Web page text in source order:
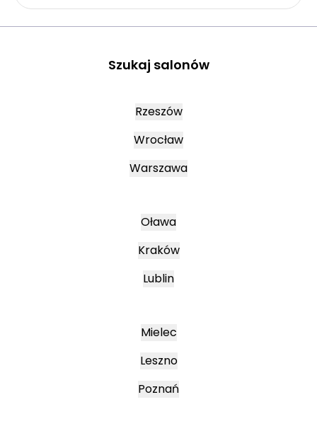
Szukaj salonów
Rzeszów
Wrocław
Warszawa
Oława
Kraków
Lublin
Mielec
Leszno
Poznań